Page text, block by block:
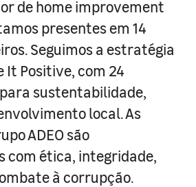
de home improvement
presentes em 14
Seguimos a estratégia
It Positive, com 24
sustentabilidade,
local. As
ADEO são
com ética, integridade,
à corrupção.